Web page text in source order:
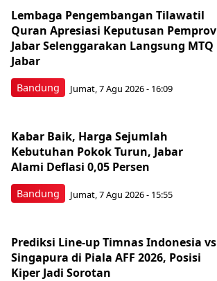
Bandung
Lembaga Pengembangan Tilawatil
Quran Apresiasi Keputusan Pemprov
Jabar Selenggarakan Langsung MTQ
Jabar
Jumat, 7 Agu 2026 - 16:09
Bandung
Kabar Baik, Harga Sejumlah
Kebutuhan Pokok Turun, Jabar
Alami Deflasi 0,05 Persen
Jumat, 7 Agu 2026 - 15:55
Prediksi Line-up Timnas Indonesia vs
Singapura di Piala AFF 2026, Posisi
Kiper Jadi Sorotan